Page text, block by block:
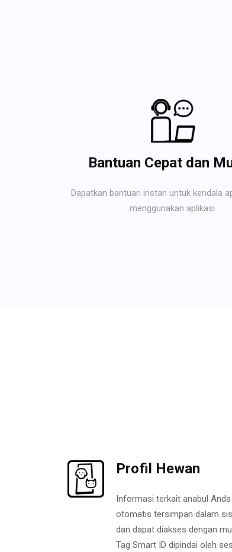
Bantuan Cepat dan
Dapatkan bantuan instan untuk kendala
menggunakan aplikasi.
Profil Hewan
Informasi terkait anabul Anda
otomatis tersimpan dalam
dan dapat diakses dengan
Tag Smart ID dipindai oleh